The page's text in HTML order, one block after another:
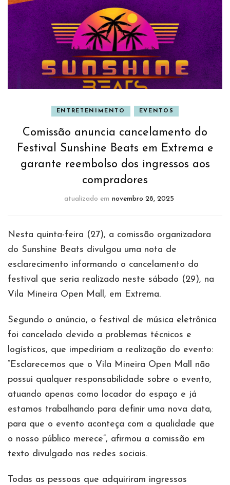
ENTRETENIMENTO EVENTOS
Comissão anuncia cancelamento do
Festival Sunshine Beats em Extrema e
garante reembolso dos ingressos aos
compradores
atualizado em novembro 28, 2025
Nesta quinta-feira (27), a comissão organizadora
do Sunshine Beats divulgou uma nota de
esclarecimento informando o cancelamento do
festival que seria realizado neste sábado (29), na
Vila Mineira Open Mall, em Extrema.
Segundo o anúncio, o festival de música eletrônica
foi cancelado devido a problemas técnicos e
logísticos, que impediriam a realização do evento:
“Esclarecemos que o Vila Mineira Open Mall não
possui qualquer responsabilidade sobre o evento,
atuando apenas como locador do espaço e já
estamos trabalhando para definir uma nova data,
para que o evento aconteça com a qualidade que
o nosso público merece”, afirmou a comissão em
texto divulgado nas redes sociais.
Todas as pessoas que adquiriram ingressos